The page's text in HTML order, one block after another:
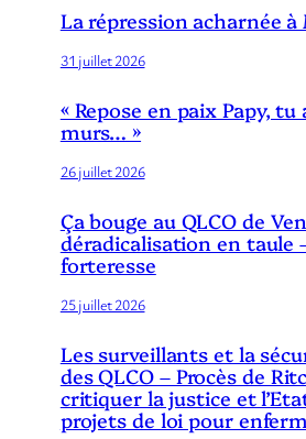
La répression acharnée à
31 juillet 2026
« Repose en paix Papy,
murs… »
26 juillet 2026
Ça bouge au QLCO de
déradicalisation en taule
forteresse
25 juillet 2026
Les surveillants et la
des QLCO – Procès de
critiquer la justice et
projets de loi pour